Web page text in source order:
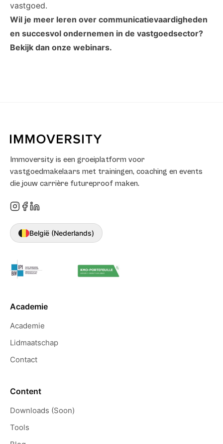
vastgoed.
Wil je meer leren over communicatievaardigheden
en succesvol ondernemen in de vastgoedsector?
Bekijk dan onze webinars.
Immoversity is een groeiplatform voor
vastgoedmakelaars met trainingen, coaching en events
die jouw carrière futureproof maken.
België (Nederlands)
Academie
Academie
Lidmaatschap
Contact
Content
Downloads (Soon)
Tools